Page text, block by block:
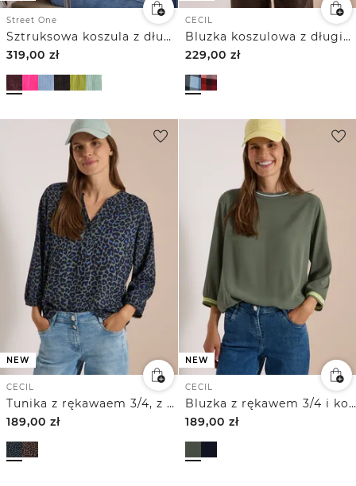
Street One
Sztruksowa koszula z długim rękawem, zapinana na guziki
319,00 zł
CECIL
Bluzka koszulowa z długim rękawem w kratkę
229,00 zł
NEW
CECIL
Tunika z rękawaem 3/4, z dekoltem typu split neck
189,00 zł
NEW
CECIL
Bluzka z rękawem 3/4 i kontrastowymi detalami
189,00 zł